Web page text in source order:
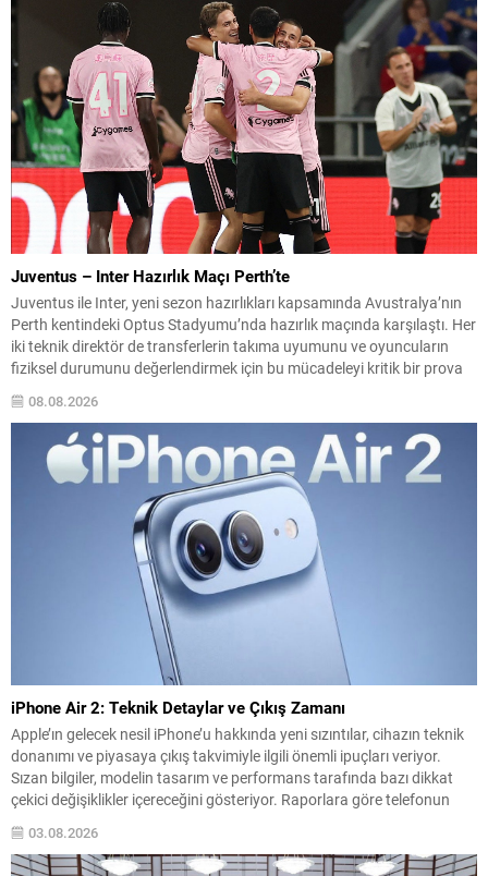
Juventus – Inter Hazırlık Maçı Perth’te
Juventus ile Inter, yeni sezon hazırlıkları kapsamında Avustralya’nın
Perth kentindeki Optus Stadyumu’nda hazırlık maçında karşılaştı. Her
iki teknik direktör de transferlerin takıma uyumunu ve oyuncuların
fiziksel durumunu değerlendirmek için bu mücadeleyi kritik bir prova
olarak kullandı. Karşılaşmada iki Türk futbolcu sahada yer aldı:
Juventus’ta Kenan Yıldız ilk 11’de görev alırken,...
08.08.2026
iPhone Air 2: Teknik Detaylar ve Çıkış Zamanı
Apple’ın gelecek nesil iPhone’u hakkında yeni sızıntılar, cihazın teknik
donanımı ve piyasaya çıkış takvimiyle ilgili önemli ipuçları veriyor.
Sızan bilgiler, modelin tasarım ve performans tarafında bazı dikkat
çekici değişiklikler içereceğini gösteriyor. Raporlara göre telefonun
donanımında ve ağ bileşenlerinde yükseltmeler bulunuyor; ayrıca
kamera ve ekran özellikleri de kullanıcı beklentilerini karşılayacak
şekilde...
03.08.2026